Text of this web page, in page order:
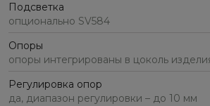
Подсветка
опционально SV584
Опоры
опоры интегрированы в цоколь
Регулировка опор
да, диапазон регулировки – до 10 мм